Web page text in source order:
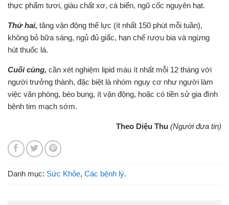
thực phẩm tươi, giàu chất xơ, cá biển, ngũ cốc nguyên hạt.
Thứ hai, tăng vận động thể lực (ít nhất 150 phút mỗi tuần),
không bỏ bữa sáng, ngủ đủ giấc, hạn chế rượu bia và ngừng
hút thuốc lá.
Cuối cùng, cần xét nghiệm lipid máu ít nhất mỗi 12 tháng với
người trưởng thành, đặc biệt là nhóm nguy cơ như người làm
việc văn phòng, béo bụng, ít vận động, hoặc có tiền sử gia đình
bệnh tim mạch sớm.
Theo Diệu Thu (Người đưa tin)
Danh mục: Sức Khỏe, Các bệnh lý.